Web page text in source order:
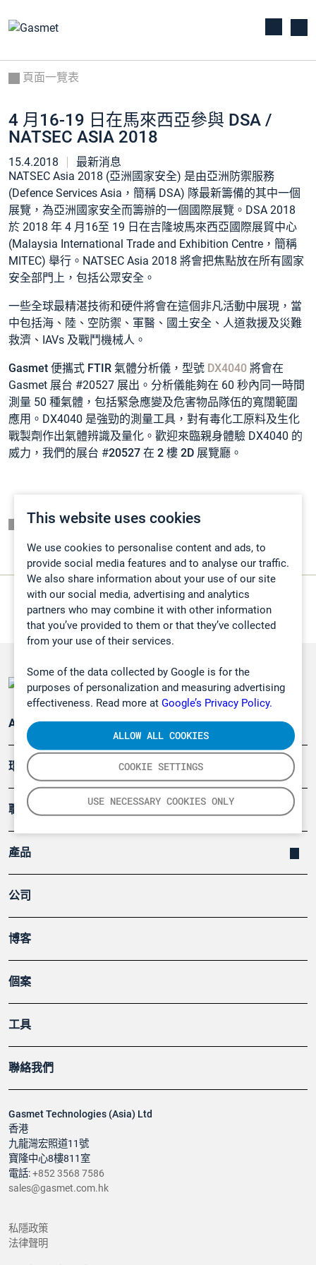
This website uses cookies
We use cookies to personalise content and ads, to
provide social media features and to analyse our traffic.
We also share information about your use of our site
with our social media, advertising and analytics
partners who may combine it with other information
that you’ve provided to them or that they’ve collected
from your use of their services.
Some of the data collected by Google is for the
purposes of personalization and measuring advertising
effectiveness. Read more at Google’s Privacy Policy.
COOKIE SETTINGS
USE NECESSARY COOKIES ONLY
ALLOW ALL COOKIES
頁面一覽表
4 月16-19 日在馬來西亞參與 DSA /
NATSEC ASIA 2018
15.4.2018
最新消息
NATSEC Asia 2018 (亞洲國家安全) 是由亞洲防禦服務
(Defence Services Asia，簡稱 DSA) 隊最新籌備的其中一個
展覽，為亞洲國家安全而籌辦的一個國際展覽。DSA 2018
於 2018 年 4 月16至 19 日在吉隆坡馬來西亞國際展貿中心
(Malaysia International Trade and Exhibition Centre，簡稱
MITEC) 舉行。NATSEC Asia 2018 將會把焦點放在所有國家
安全部門上，包括公眾安全。
一些全球最精湛技術和硬件將會在這個非凡活動中展現，當
中包括海、陸、空防禦、軍醫、國土安全、人道救援及災難
救濟、IAVs 及戰鬥機械人。
Gasmet 便攜式 FTIR 氣體分析儀 ，型號 DX4040 將會在
Gasmet 展台 #20527 展出。分析儀能夠在 60 秒內同一時間
測量 50 種氣體，包括緊急應變及危害物品隊伍的寬闊範圍
應用。DX4040 是強勁的測量工具，對有毒化工原料及生化
戰製劑作出氣體辨識及量化。歡迎來臨親身體驗 DX4040 的
威力，我們的展台 #20527 在 2 樓 2D 展覽廳 。
頁面一覽表
Gasmet Technologies (Asia) Ltd
香港
九龍灣宏照道11號
寶隆中心8樓811室
電話:+852 3568 7586
sales@gasmet.com.hk
Applications
環境應用
職業健康及安全
產品
公司
博客
個案
工具
聯絡我們
私隱政策
法律聲明